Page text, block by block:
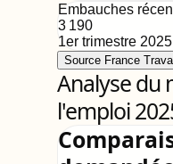
Embauches
3 190
1er trimestre 2025
Source France
Analyse du
l'emploi